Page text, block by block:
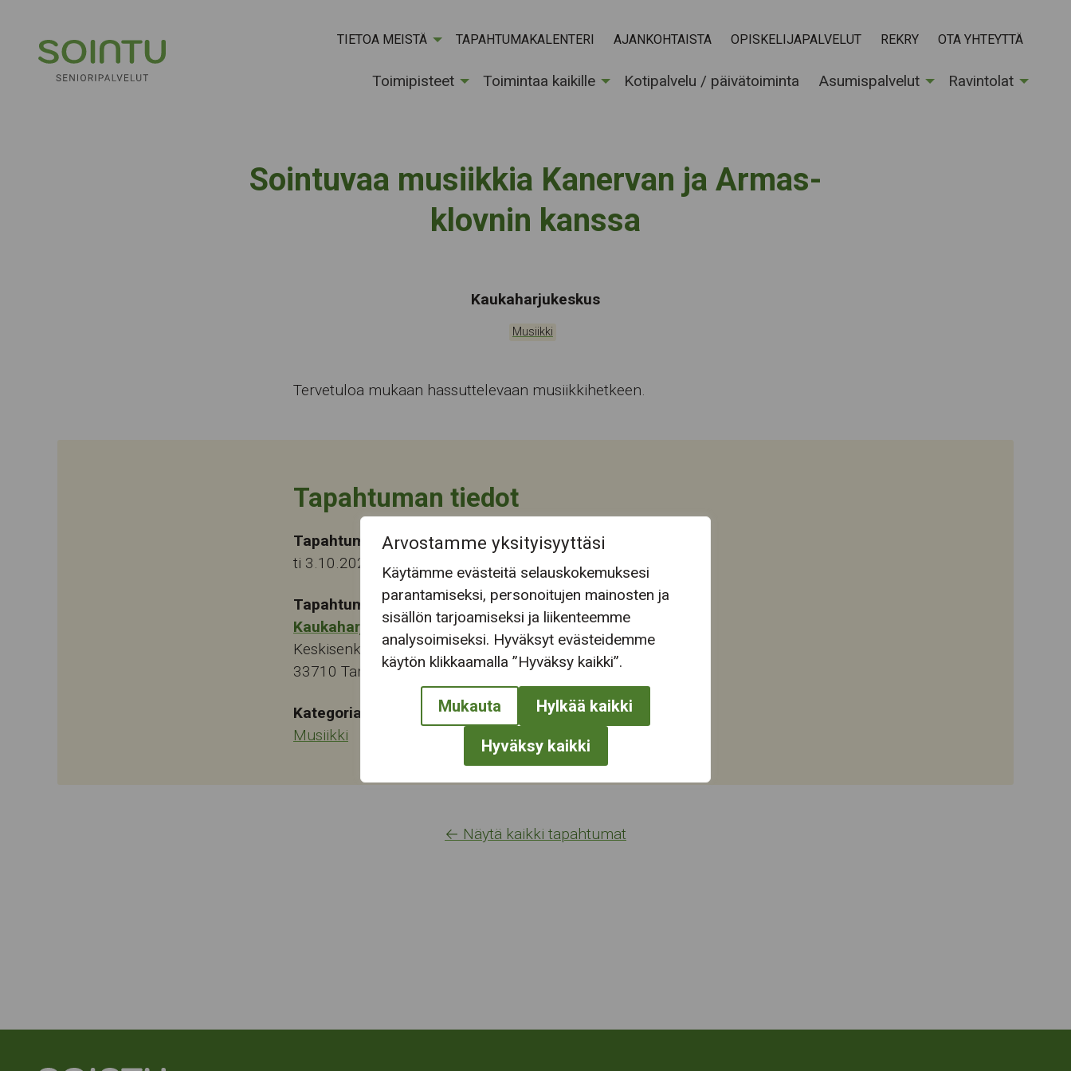
Arvostamme yksityisyyttäsi
Käytämme evästeitä selauskokemuksesi
parantamiseksi, personoitujen mainosten ja
sisällön tarjoamiseksi ja liikenteemme
analysoimiseksi. Hyväksyt evästeidemme
käytön klikkaamalla ”Hyväksy kaikki”.
Mukauta Hylkää kaikki
Hyväksy kaikki
TIETOA MEISTÄ TAPAHTUMAKALENTERI AJANKOHTAISTA OPISKELIJAPALVELUT REKRY OTA YHTEYTTÄ
Toimipisteet Toimintaa kaikille Kotipalvelu / päivätoiminta Asumispalvelut Ravintolat
Sointuvaa musiikkia Kanervan ja Armas-
klovnin kanssa
Tapahtumapaikka:
Kaukaharjukeskus
Kategoriat:
Musiikki
Tervetuloa mukaan hassuttelevaan musiikkihetkeen.
Tapahtuman tiedot
Tapahtuma-aika
ti 3.10.2023 13:00
Tapahtumapaikka:
Kaukaharjukeskus
Keskisenkatu 13-15
33710 Tampere
Kategoriat:
Musiikki
← Näytä kaikki tapahtumat